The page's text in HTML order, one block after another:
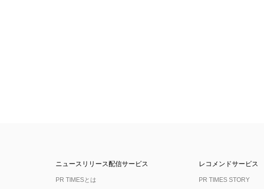
ニュースリリース配信サービス
PR TIMESとは
レコメンドサービス
PR TIMES STORY